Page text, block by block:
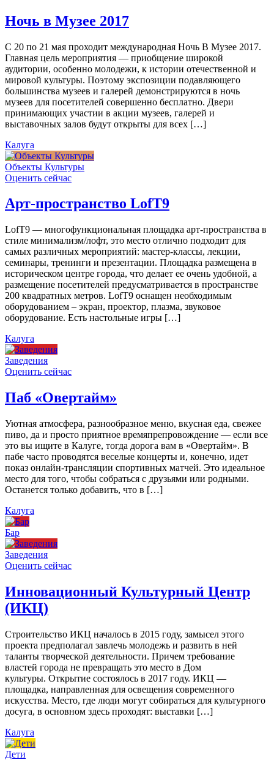
Ночь в Музее 2017
С 20 по 21 мая проходит международная Ночь В Музее 2017.
Главная цель мероприятия — приобщение широкой
аудитории, особенно молодежи, к истории отечественной и
мировой культуры. Поэтому экспозиции подавляющего
большинства музеев и галерей демонстрируются в ночь
музеев для посетителей совершенно бесплатно. Двери
принимающих участии в акции музеев, галерей и
выставочных залов будут открыты для всех […]
Калуга
Объекты Культуры
Оценить сейчас
Арт-пространство LofT9
LofT9 — многофункциональная площадка арт-пространства в
стиле минимализм/лофт, это место отлично подходит для
самых различных мероприятий: мастер-классы, лекции,
семинары, тренинги и презентации. Площадка размещена в
историческом центре города, что делает ее очень удобной, а
размещение посетителей предусматривается в пространстве
200 квадратных метров. LofT9 оснащен необходимым
оборудованием – экран, проектор, плазма, звуковое
оборудование. Есть настольные игры […]
Калуга
Заведения
Оценить сейчас
Паб «Овертайм»
Уютная атмосфера, разнообразное меню, вкусная еда, свежее
пиво, да и просто приятное времяпрепровождение — если все
это вы ищите в Калуге, тогда дорога вам в «Овертайм». В
пабе часто проводятся веселые концерты и, конечно, идет
показ онлайн-трансляции спортивных матчей. Это идеальное
место для того, чтобы собраться с друзьями или родными.
Останется только добавить, что в […]
Калуга
Бар
Заведения
Оценить сейчас
Инновационный Культурный Центр
(ИКЦ)
Строительство ИКЦ началось в 2015 году, замысел этого
проекта предполагал завлечь молодежь и развить в ней
таланты творческой деятельности. Причем требование
властей города не превращать это место в Дом
культуры. Открытие состоялось в 2017 году. ИКЦ —
площадка, направленная для освещения современного
искусства. Место, где люди могут собираться для культурного
досуга, в основном здесь проходят: выставки […]
Калуга
Дети